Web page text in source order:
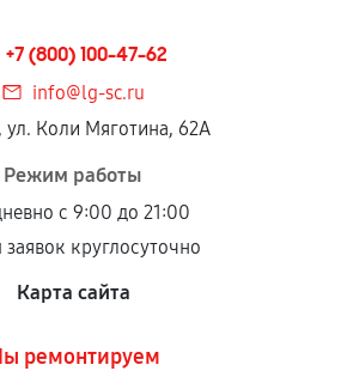
+7 (800) 100-47-62
info@lg-sc.ru
ул. Коли Мяготина, 62А
Режим работы
с 9:00 до 21:00
круглосуточно
Карта сайта
ремонтируем